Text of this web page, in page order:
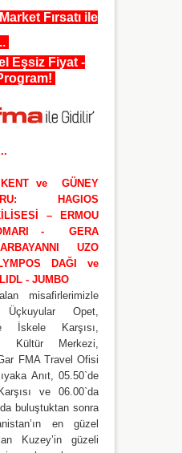
Fırsatı ile
Eşsiz Fiyat -
ve GÜNEY
HAGIOS
– ERMOU
- GERA
UZO
DAĞI ve
- JUMBO
misafirlerimizle
Opet,
İskele Karşısı,
Kültür Merkezi,
FMA Travel Ofisi
Anıt, 05.50`de
ve 06.00`da
buluştuktan sonra
en güzel
Kuzey’in güzeli